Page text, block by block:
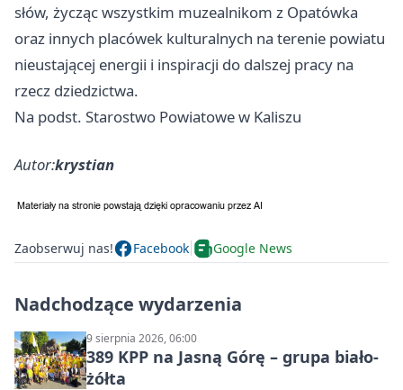
słów, życząc wszystkim muzealnikom z Opatówka
oraz innych placówek kulturalnych na terenie powiatu
nieustającej energii i inspiracji do dalszej pracy na
rzecz dziedzictwa.
Na podst. Starostwo Powiatowe w Kaliszu
Autor:krystian
Zaobserwuj nas! Facebook Google News
Nadchodzące wydarzenia
9 sierpnia 2026, 06:00
389 KPP na Jasną Górę – grupa biało-
żółta